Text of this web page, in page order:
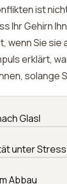
ist
Ihr Gehirn
wenn Sie sie
erklärt,
solange
Glasl
unter Stress
Abbau